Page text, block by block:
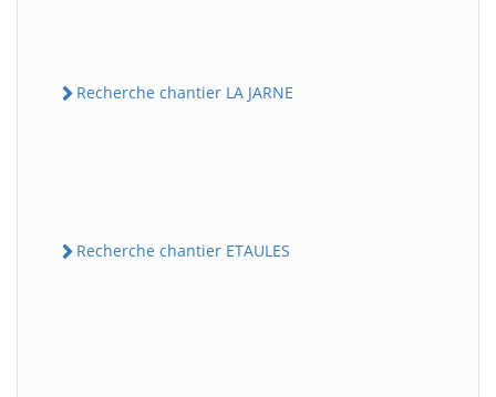
Recherche chantier LA JARNE
Recherche chantier ETAULES